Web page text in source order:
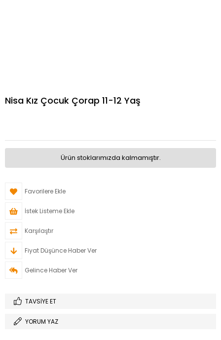
Nisa Kız Çocuk Çorap 11-12 Yaş
Ürün stoklarımızda kalmamıştır.
Favorilere Ekle
İstek Listeme Ekle
Karşılaştır
Fiyat Düşünce Haber Ver
Gelince Haber Ver
TAVSIYE ET
YORUM YAZ